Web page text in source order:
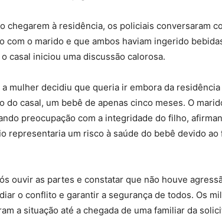
chegarem à residência, os policiais conversaram
com o marido e que ambos haviam ingerido
casal iniciou uma discussão calorosa.
mulher decidiu que queria ir embora da
do casal, um bebê de apenas cinco meses. O
preocupação com a integridade do filho,
representaria um risco à saúde do bebê devido
ouvir as partes e constatar que não houve
o conflito e garantir a segurança de todos. Os
a situação até a chegada de uma familiar da